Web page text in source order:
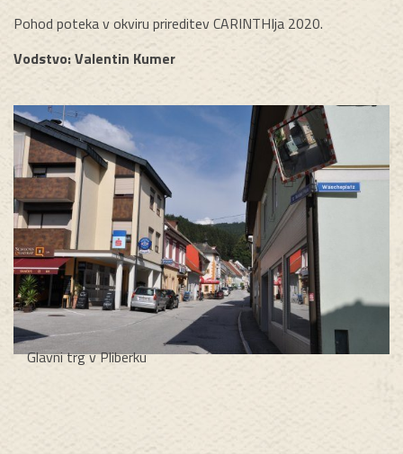
Pohod poteka v okviru prireditev CARINTHIja 2020.
Vodstvo: Valentin Kumer
Glavni trg v Pliberku